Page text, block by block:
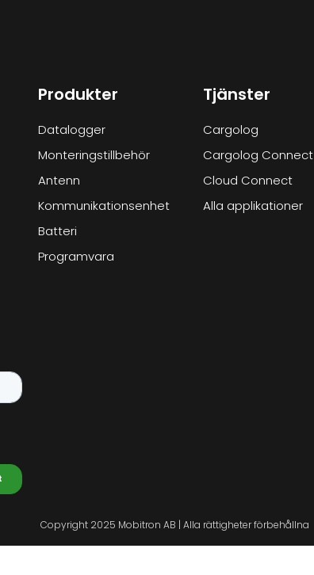
Produkter
Datalogger
Monteringstillbehör
Antenn
Kommunikationsenhet
Batteri
Programvara
Tjänster
Cargolog
Cargolog Connect
Cloud Connect
Alla applikationer
Copyright 2025 Mobitron AB | Alla rättigheter förbehållna